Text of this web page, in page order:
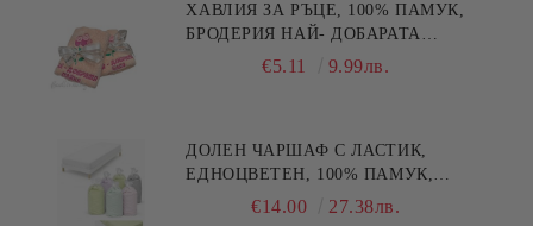
ХАВЛИЯ ЗА РЪЦЕ, 100% ПАМУК,
БРОДЕРИЯ НАЙ- ДОБАРАТА
МАЙКА/БАБА , РАЗМЕР:
€5.11 9.99лв.
ДОЛЕН ЧАРШАФ С ЛАСТИК,
ЕДНОЦВЕТЕН, 100% ПАМУК,
РАЗЛИЧНИ РАЗМЕРИ
€14.00 27.38лв.